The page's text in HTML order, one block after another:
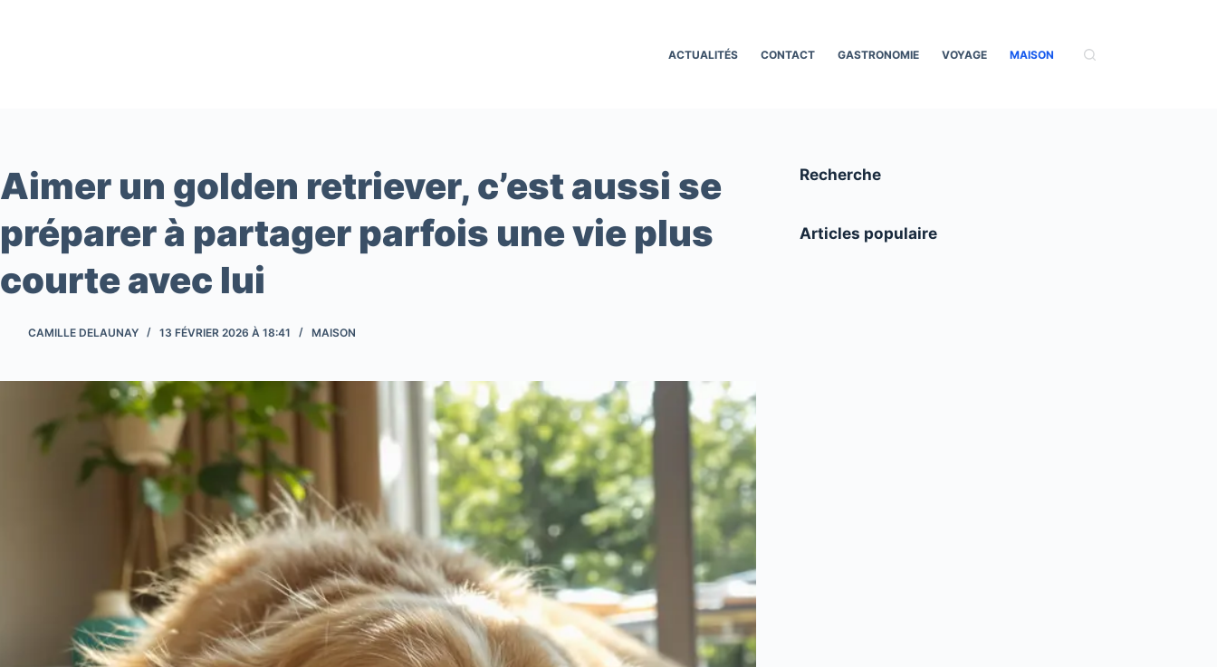
ACTUALITÉS CONTACT GASTRONOMIE VOYAGE MAISON
Aimer un golden retriever, c’est aussi se
préparer à partager parfois une vie plus
courte avec lui
CAMILLE DELAUNAY 13 FÉVRIER 2026 À 18:41 MAISON
Recherche
Articles populaire